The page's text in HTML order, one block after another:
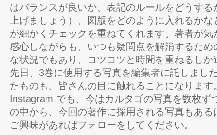
はバランスが良いか、表記のルールをどうす
上げましょう）、図版をどのように入れるか
が細かくチェックを重ねてくれます。著者が
感心しながらも、いつも疑問点を解消するた
な状況でもあり、コツコツと時間を重ねるし
先日、3巻に使用する写真を編集者に託しまし
たものも、皆さんの目に触れることになります
Instagram でも、今はカルタゴの写真を数枚ず
の中から、今回の著作に採用される写真もある
ご興味があればフォローをしてください。